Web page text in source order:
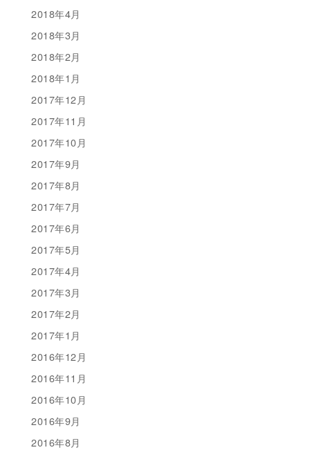
2018年4月
2018年3月
2018年2月
2018年1月
2017年12月
2017年11月
2017年10月
2017年9月
2017年8月
2017年7月
2017年6月
2017年5月
2017年4月
2017年3月
2017年2月
2017年1月
2016年12月
2016年11月
2016年10月
2016年9月
2016年8月